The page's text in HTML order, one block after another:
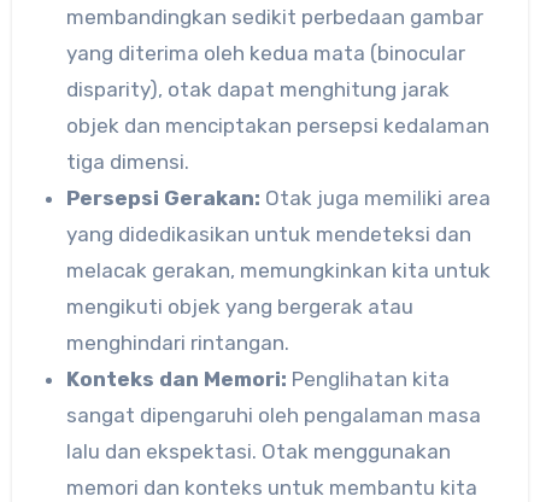
membandingkan sedikit perbedaan gambar
yang diterima oleh kedua mata (binocular
disparity), otak dapat menghitung jarak
objek dan menciptakan persepsi kedalaman
tiga dimensi.
Persepsi Gerakan: Otak juga memiliki area
yang didedikasikan untuk mendeteksi dan
melacak gerakan, memungkinkan kita untuk
mengikuti objek yang bergerak atau
menghindari rintangan.
Konteks dan Memori: Penglihatan kita
sangat dipengaruhi oleh pengalaman masa
lalu dan ekspektasi. Otak menggunakan
memori dan konteks untuk membantu kita